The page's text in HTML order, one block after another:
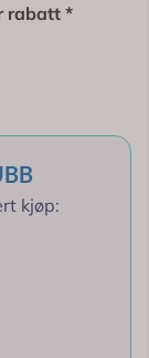
rabatt *
kjøp: